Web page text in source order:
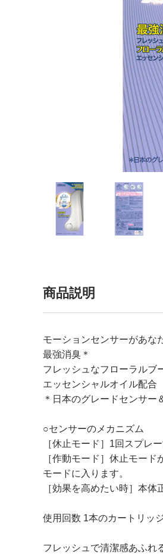
商品説明
モーションセンサーがあな
最強消臭＊
フレッシュなフローラルブ
エッセンシャルオイル配合
＊日本のグレードセンサー
○センサーのメカニズム
［休止モード］1回スプレ
［作動モード］休止モー
モードに入ります。
［効果を高めたい時］本
使用回数 1本のカートリッ
フレッシュで清潔感あふれ